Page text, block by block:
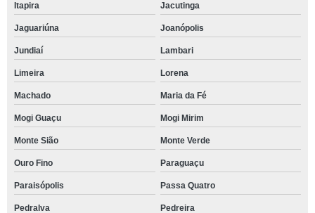
Itapira Jacutinga
Jaguariúna Joanópolis
Jundiaí Lambari
Limeira Lorena
Machado Maria da Fé
Mogi Guaçu Mogi Mirim
Monte Sião Monte Verde
Ouro Fino Paraguaçu
Paraisópolis Passa Quatro
Pedralva Pedreira